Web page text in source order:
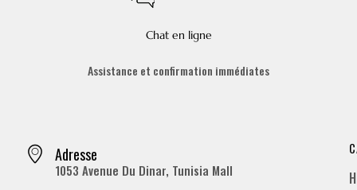
Chat en ligne
Assistance et confirmation immédiates
Adresse
1053 Avenue Du Dinar, Tunisia Mall